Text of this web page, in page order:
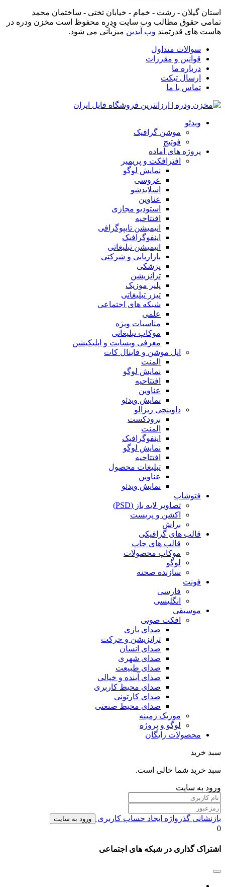
استان گیلان - رشت - خمام - خیابان تختی - ساختمان محمد
تمامی حقوق مطالب وب سایت وِدِرِه محفوظ است مخزن ودره در
هاست های قدرتمند وب آیدین میزبانی می شود.
سوالات متداول
قوانین و مقررات
درباره ما
ارسال تیکت
تماس با ما
ویدئو
موشن گرافیک
فوتیج
پروژه های آماده
افترافکت و پریمیر
نمایش لوگو
عروسی
اسلایدشو
عناوین
استودیو مجازی
افتتاحیه
انیمیشن تایپوگرافی
اینفوگرافیک
انیمیشن تبلیغاتی
بازاریابی و شرکتی
پزشکی
ترانزیشن
پلیر موزیک
تیزر تبلیغاتی
شبکه های اجتماعی
علمی
مناسبات ویژه
موکاپ تبلیغاتی
معرفی وبسایت و اپلیکیشن
اپل موشن و فاینال کات
المنت
نمایش لوگو
افتتاحیه
عناوین
نمایش ویدئو
داوینچی ریزالو
برودکست
المنت
اینفوگرافیک
نمایش لوگو
افتتاحیه
تبلیغات محصول
عناوین
نمایش ویدئو
فتوشاپ
تصاویر لایه باز (PSD)
اکشن و پریست
براش
قالب های گرافیکی
قالب های چاپ
موکاپ محصولات
لوگو
سازنده صحنه
فونت
فارسی
انگلیسی
موسیقی
افکت صوتی
صدای بازی
ترانزیشن و حرکت
صدای انسان
صدای شهری
صدای طبیعت
صدای آینده و خیالی
صدای محیط کاربری
صدای کارتونی
صدای محیط صنعتی
موزیک زمینه
لوگو و پروژه
محصولات رایگان
سبد خرید
سبد خرید شما خالی است.
ورود به سایت
بازنشانی گذرواژه ایجاد حساب کاربری ورود به سایت
0
اشتراک گذاری در شبکه های اجتماعی